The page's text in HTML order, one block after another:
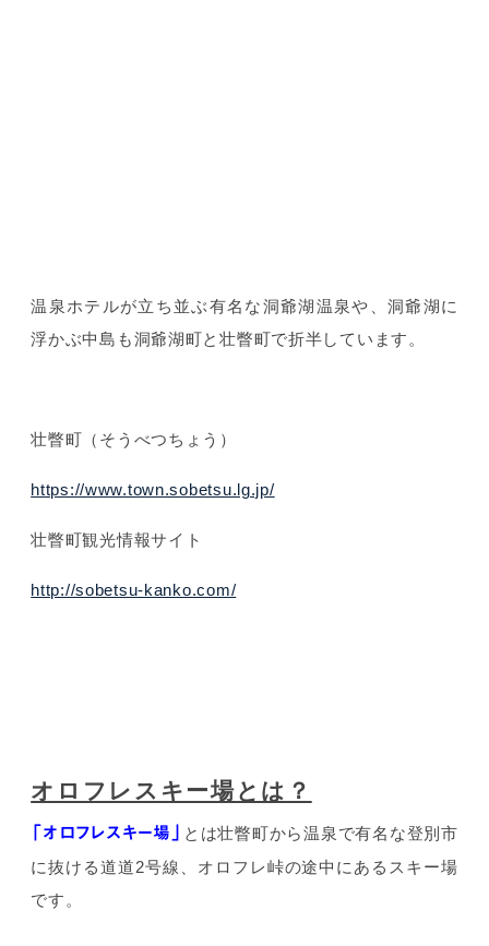
温泉ホテルが立ち並ぶ有名な洞爺湖温泉や、洞爺湖に
浮かぶ中島も洞爺湖町と壮瞥町で折半しています。
壮瞥町（そうべつちょう）
https://www.town.sobetsu.lg.jp/
壮瞥町観光情報サイト
http://sobetsu-kanko.com/
オロフレスキー場とは？
「オロフレスキー場」
とは壮瞥町から温泉で有名な登別市
に抜ける道道2号線、オロフレ峠の途中にあるスキー場
です。